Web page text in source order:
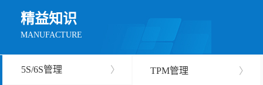
精益知识
MANUFACTURE
5S/6S管理 〉 TPM管理 〉